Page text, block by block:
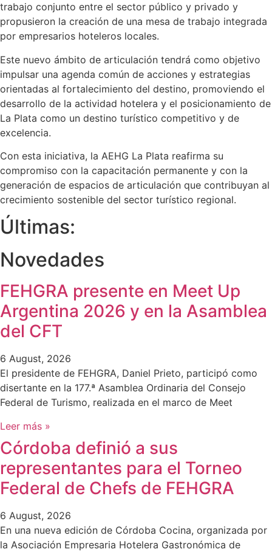
trabajo conjunto entre el sector público y privado y
propusieron la creación de una mesa de trabajo integrada
por empresarios hoteleros locales.
Este nuevo ámbito de articulación tendrá como objetivo
impulsar una agenda común de acciones y estrategias
orientadas al fortalecimiento del destino, promoviendo el
desarrollo de la actividad hotelera y el posicionamiento de
La Plata como un destino turístico competitivo y de
excelencia.
Con esta iniciativa, la AEHG La Plata reafirma su
compromiso con la capacitación permanente y con la
generación de espacios de articulación que contribuyan al
crecimiento sostenible del sector turístico regional.
Últimas:
Novedades
FEHGRA presente en Meet Up
Argentina 2026 y en la Asamblea
del CFT
6 August, 2026
El presidente de FEHGRA, Daniel Prieto, participó como
disertante en la 177.ª Asamblea Ordinaria del Consejo
Federal de Turismo, realizada en el marco de Meet
Leer más »
Córdoba definió a sus
representantes para el Torneo
Federal de Chefs de FEHGRA
6 August, 2026
En una nueva edición de Córdoba Cocina, organizada por
la Asociación Empresaria Hotelera Gastronómica de